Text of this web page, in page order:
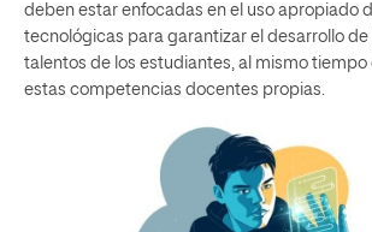
deben estar enfocadas en el uso apropiado
tecnológicas para garantizar el desarrollo de
talentos de los estudiantes, al mismo tiempo
estas competencias docentes propias.